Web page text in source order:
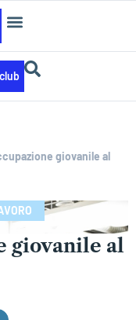
giovanile al
giovanile al